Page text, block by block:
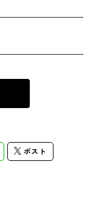
ポスト